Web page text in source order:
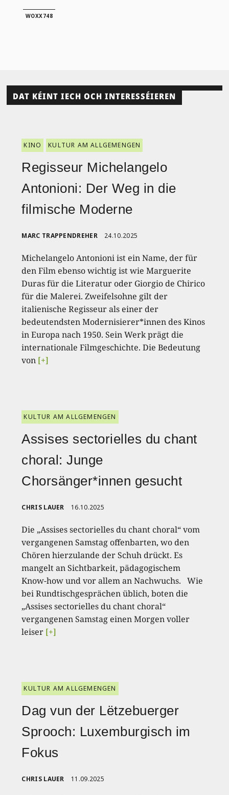
WOXX748
DAT KÉINT IECH OCH INTERESSÉIEREN
KINO KULTUR AM ALLGEMENGEN
Regisseur Michelangelo
Antonioni: Der Weg in die
filmische Moderne
MARC TRAPPENDREHER 24.10.2025
Michelangelo Antonioni ist ein Name, der für
den Film ebenso wichtig ist wie Marguerite
Duras für die Literatur oder Giorgio de Chirico
für die Malerei. Zweifelsohne gilt der
italienische Regisseur als einer der
bedeutendsten Modernisierer*innen des Kinos
in Europa nach 1950. Sein Werk prägt die
internationale Filmgeschichte. Die Bedeutung
von [+]
KULTUR AM ALLGEMENGEN
Assises sectorielles du chant
choral: Junge
Chorsänger*innen gesucht
CHRIS LAUER 16.10.2025
Die „Assises sectorielles du chant choral“ vom
vergangenen Samstag offenbarten, wo den
Chören hierzulande der Schuh drückt. Es
mangelt an Sichtbarkeit, pädagogischem
Know-how und vor allem an Nachwuchs. Wie
bei Rundtischgesprächen üblich, boten die
„Assises sectorielles du chant choral“
vergangenen Samstag einen Morgen voller
leiser [+]
KULTUR AM ALLGEMENGEN
Dag vun der Lëtzebuerger
Sprooch: Luxemburgisch im
Fokus
CHRIS LAUER 11.09.2025